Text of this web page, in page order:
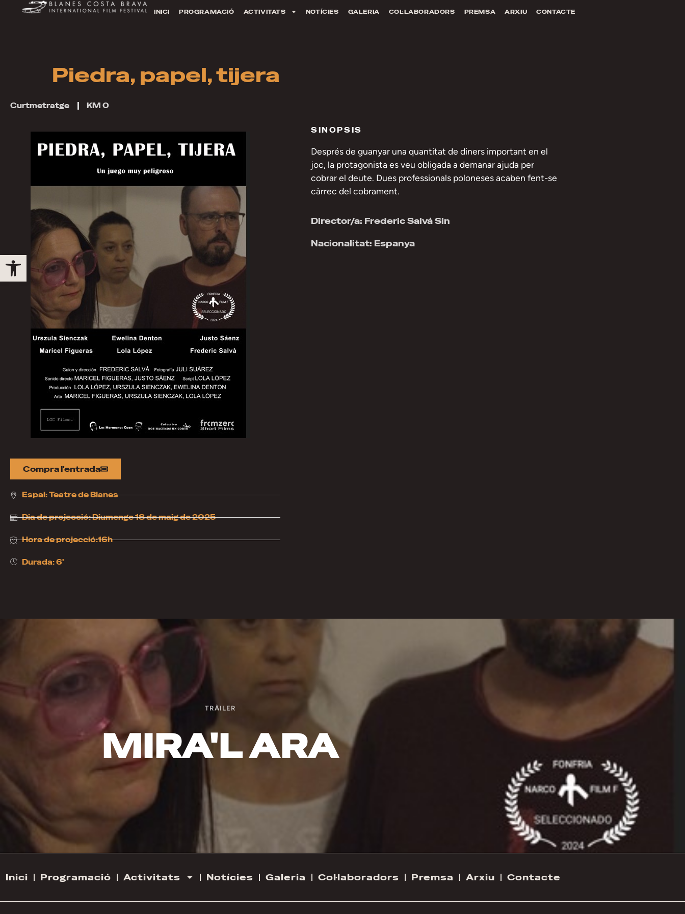
Obre la barra d'eines
INICI PROGRAMACIÓ ACTIVITATS NOTÍCIES GALERIA COL·LABORADORS PREMSA ARXIU CONTACTE
Piedra, papel, tijera
Curtmetratge KM 0
Compra l'entrada
Espai:Teatre de Blanes
Dia de projecció:Diumenge 18 de maig de 2025
Hora de projecció:16h
Durada: 6'
SINOPSIS
Després de guanyar una quantitat de diners important en el
joc, la protagonista es veu obligada a demanar ajuda per
cobrar el deute. Dues professionals poloneses acaben fent-se
càrrec del cobrament.
Director/a: Frederic Salvà Sin
Nacionalitat: Espanya
TRÀILER
MIRA'L ARA
Inici Programació Activitats Notícies Galeria Col·laboradors Premsa Arxiu Contacte